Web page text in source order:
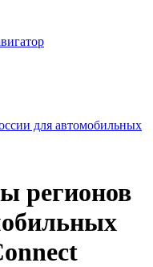
для автомобильных
регионов